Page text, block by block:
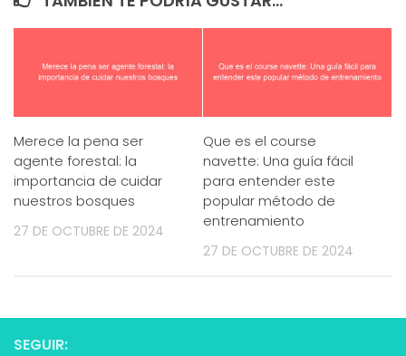
Merece la pena ser
agente forestal: la
importancia de cuidar
nuestros bosques
27 DE OCTUBRE DE 2024
Que es el course
navette: Una guía fácil
para entender este
popular método de
entrenamiento
27 DE OCTUBRE DE 2024
SEGUIR: